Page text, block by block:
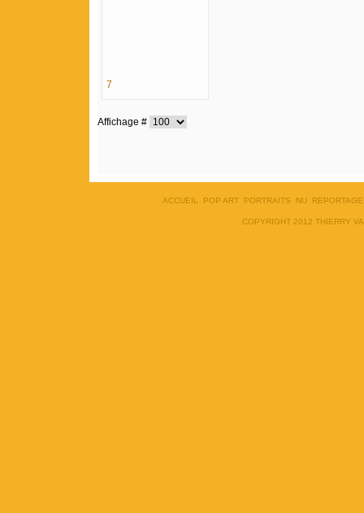
7
Affichage #
ACCUEIL POP ART PORTRAITS NU
COPYRIGHT 2012 THIERRY